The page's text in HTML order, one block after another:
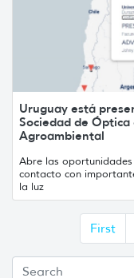
Uruguay está
Sociedad de
Agroambiental
Abre las oportunidades
contacto con
la luz
First